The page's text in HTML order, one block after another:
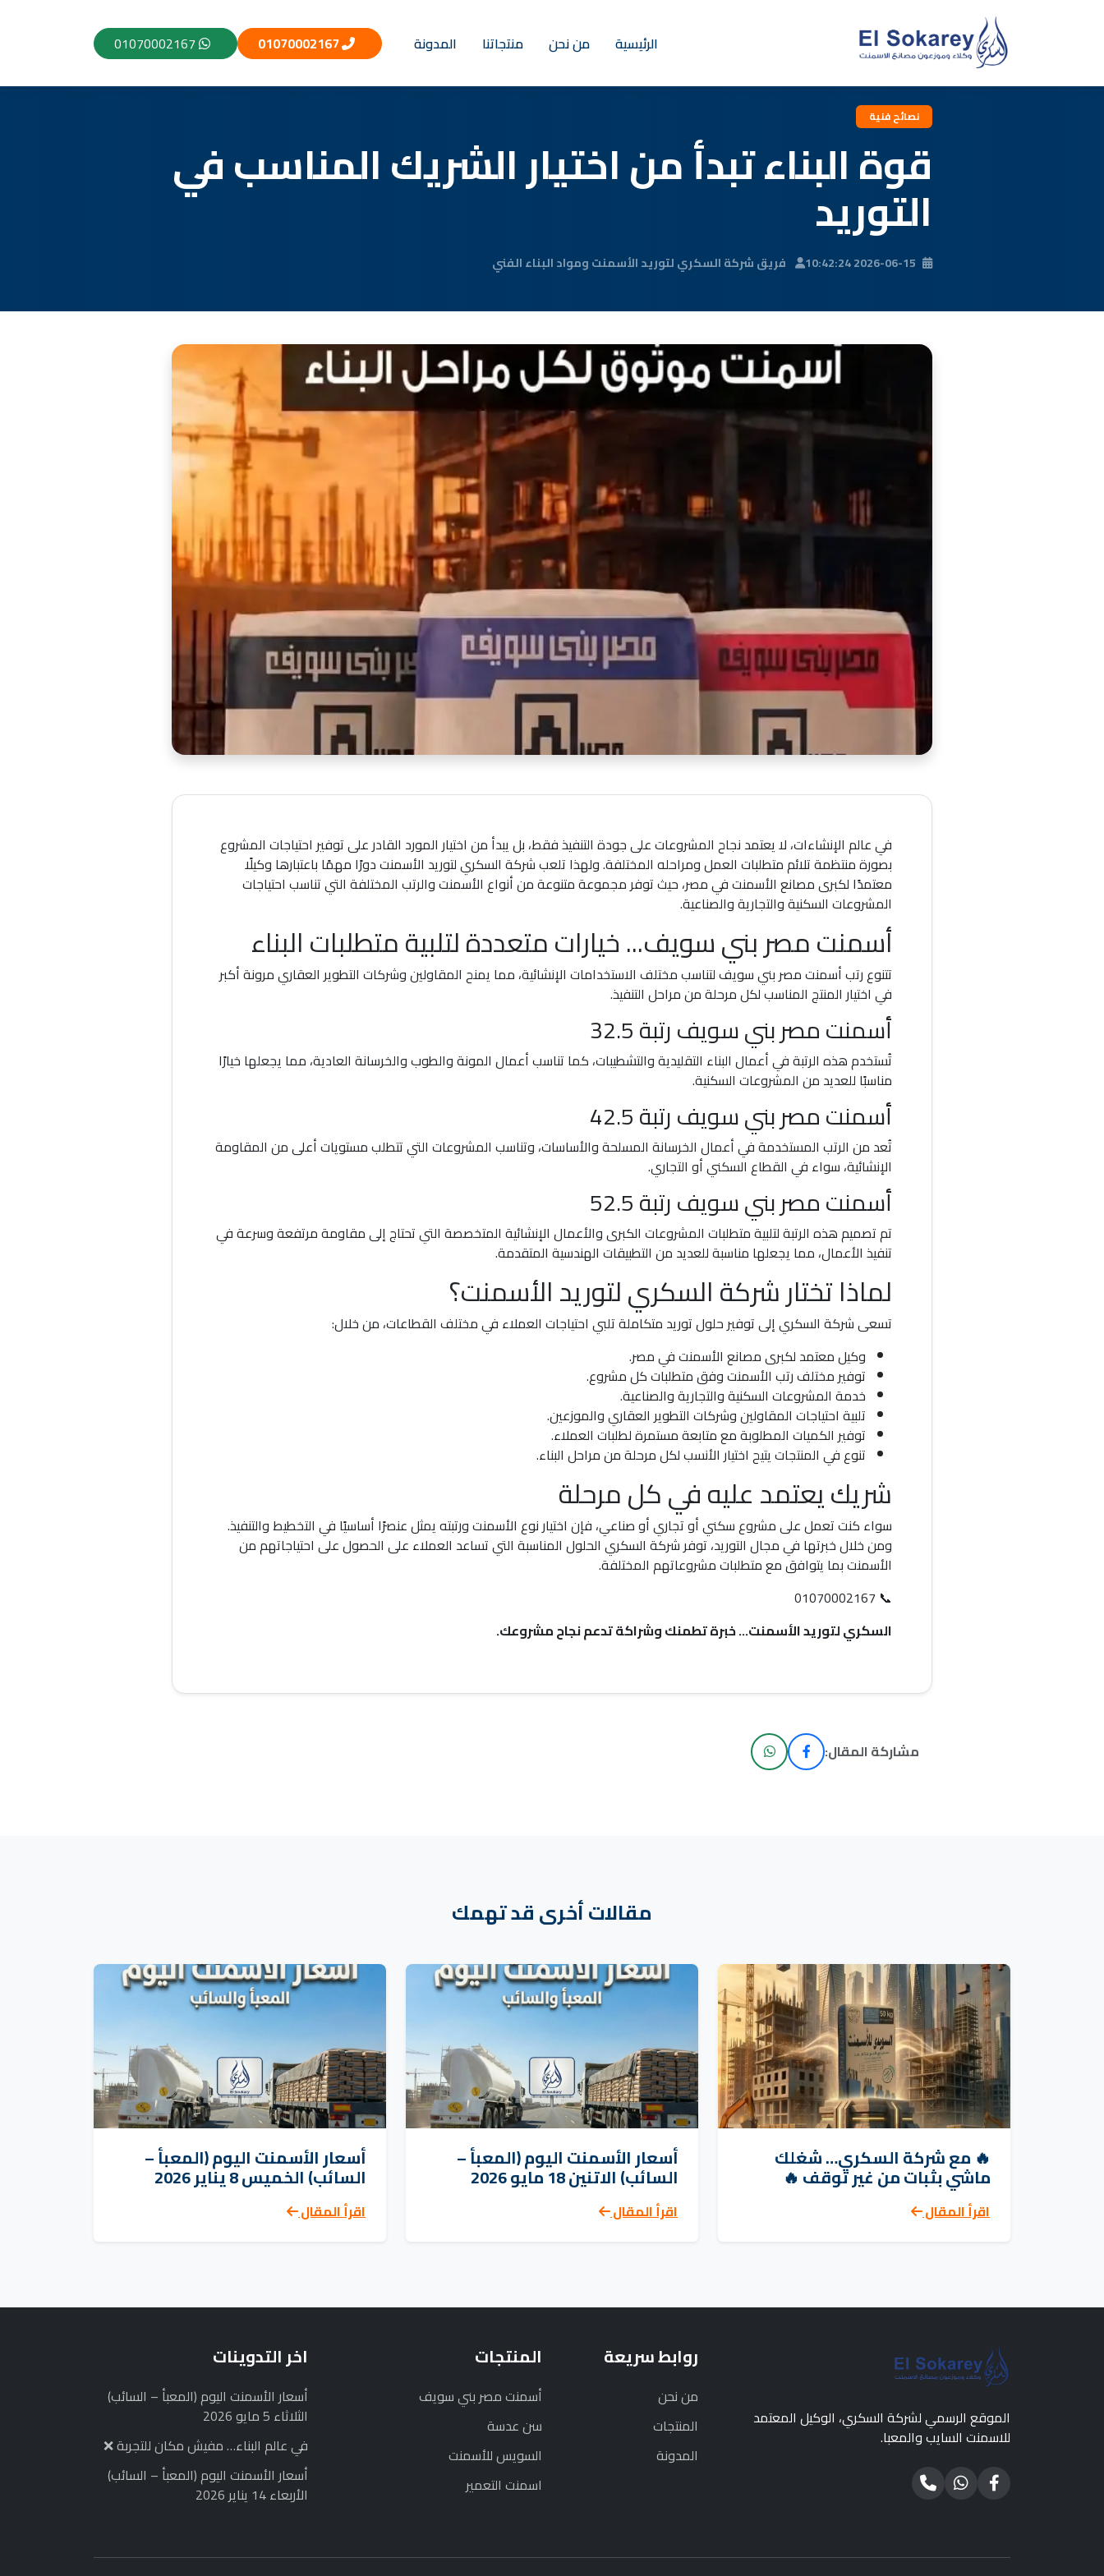
الرئيسية من نحن منتجاتنا المدونة
نصائح فنية
قوة البناء تبدأ من اختيار الشريك المناسب في
التوريد
2026-06-15 10:42:24 فريق شركة السكري لتوريد الأسمنت ومواد البناء الفني
في عالم الإنشاءات، لا يعتمد نجاح المشروعات على جودة التنفيذ فقط، بل يبدأ من اختيار المورد القادر على توفير احتياجات المشروع
بصورة منتظمة تلائم متطلبات العمل ومراحله المختلفة. ولهذا تلعب شركة السكري لتوريد الأسمنت دورًا مهمًا باعتبارها وكيلًا
معتمدًا لكبرى مصانع الأسمنت في مصر، حيث توفر مجموعة متنوعة من أنواع الأسمنت والرتب المختلفة التي تناسب احتياجات
المشروعات السكنية والتجارية والصناعية.
أسمنت مصر بني سويف... خيارات متعددة لتلبية متطلبات البناء
تتنوع رتب أسمنت مصر بني سويف لتناسب مختلف الاستخدامات الإنشائية، مما يمنح المقاولين وشركات التطوير العقاري مرونة أكبر
في اختيار المنتج المناسب لكل مرحلة من مراحل التنفيذ.
أسمنت مصر بني سويف رتبة 32.5
تُستخدم هذه الرتبة في أعمال البناء التقليدية والتشطيبات، كما تناسب أعمال المونة والطوب والخرسانة العادية، مما يجعلها خيارًا
مناسبًا للعديد من المشروعات السكنية.
أسمنت مصر بني سويف رتبة 42.5
تُعد من الرتب المستخدمة في أعمال الخرسانة المسلحة والأساسات، وتناسب المشروعات التي تتطلب مستويات أعلى من المقاومة
الإنشائية، سواء في القطاع السكني أو التجاري.
أسمنت مصر بني سويف رتبة 52.5
تم تصميم هذه الرتبة لتلبية متطلبات المشروعات الكبرى والأعمال الإنشائية المتخصصة التي تحتاج إلى مقاومة مرتفعة وسرعة في
تنفيذ الأعمال، مما يجعلها مناسبة للعديد من التطبيقات الهندسية المتقدمة.
لماذا تختار شركة السكري لتوريد الأسمنت؟
تسعى شركة السكري إلى توفير حلول توريد متكاملة تلبي احتياجات العملاء في مختلف القطاعات، من خلال:
وكيل معتمد لكبرى مصانع الأسمنت في مصر.
توفير مختلف رتب الأسمنت وفق متطلبات كل مشروع.
خدمة المشروعات السكنية والتجارية والصناعية.
تلبية احتياجات المقاولين وشركات التطوير العقاري والموزعين.
توفير الكميات المطلوبة مع متابعة مستمرة لطلبات العملاء.
تنوع في المنتجات يتيح اختيار الأنسب لكل مرحلة من مراحل البناء.
شريك يعتمد عليه في كل مرحلة
سواء كنت تعمل على مشروع سكني أو تجاري أو صناعي، فإن اختيار نوع الأسمنت ورتبته يمثل عنصرًا أساسيًا في التخطيط والتنفيذ.
ومن خلال خبرتها في مجال التوريد، توفر شركة السكري الحلول المناسبة التي تساعد العملاء على الحصول على احتياجاتهم من
الأسمنت بما يتوافق مع متطلبات مشروعاتهم المختلفة.
📞 01070002167
السكري لتوريد الأسمنت... خبرة تطمنك وشراكة تدعم نجاح مشروعك.
مشاركة المقال:
مقالات أخرى قد تهمك
🔥 مع شركة السكري… شغلك
ماشي بثبات من غير توقف 🔥
اقرأ المقال
أسعار الأسمنت اليوم (المعبأ –
السائب) الاتنين 18 مايو 2026
اقرأ المقال
أسعار الأسمنت اليوم (المعبأ –
السائب) الخميس 8 يناير 2026
اقرأ المقال
الموقع الرسمي لشركة السكري، الوكيل المعتمد
للاسمنت السايب والمعبا.
روابط سريعة
من نحن
المنتجات
المدونة
المنتجات
أسمنت مصر بني سويف
سن عدسة
السويس للأسمنت
اسمنت التعمير
اخر التدوينات
أسعار الأسمنت اليوم (المعبأ – السائب)
الثلاثاء 5 مايو 2026
في عالم البناء… مفيش مكان للتجربة ❌
أسعار الأسمنت اليوم (المعبأ – السائب)
الأربعاء 14 يناير 2026